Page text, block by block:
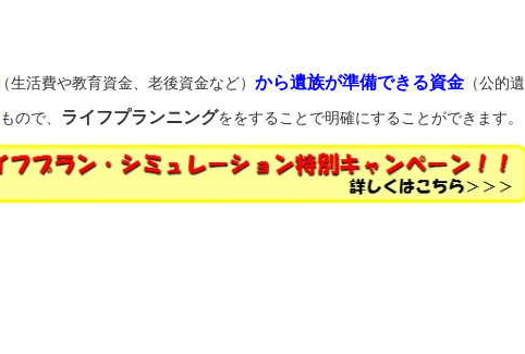
（生活費や教育資金、老後資金など） から遺族が準備できる資金 （公的遺
もので、 ライフプランニングををすることで明確にすることができます。